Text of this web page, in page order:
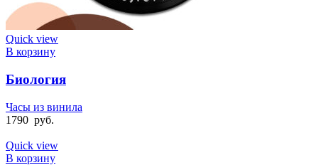
Quick view
В корзину
Биология
Часы из винила
1790 руб.
Quick view
В корзину